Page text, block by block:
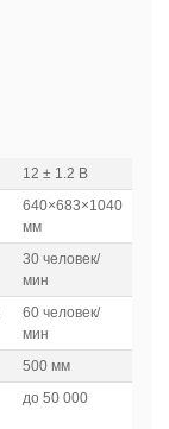
12 ± 1.2 В
640×683×1040
мм
30 человек/
мин
60 человек/
мин
500 мм
до 50 000